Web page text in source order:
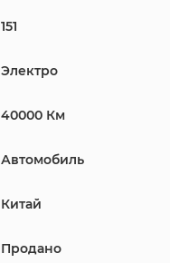
151
Электро
40000 Км
Автомобиль
Китай
Продано